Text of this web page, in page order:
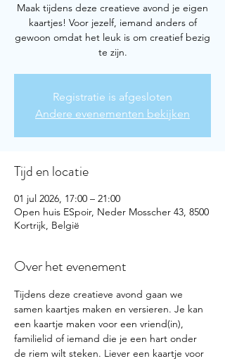
Maak tijdens deze creatieve avond je eigen
kaartjes! Voor jezelf, iemand anders of
gewoon omdat het leuk is om creatief bezig
te zijn.
Registratie is afgesloten
Andere evenementen bekijken
Tijd en locatie
01 jul 2026, 17:00 – 21:00
Open huis ESpoir, Neder Mosscher 43, 8500
Kortrijk, België
Over het evenement
Tijdens deze creatieve avond gaan we
samen kaartjes maken en versieren. Je kan
een kaartje maken voor een vriend(in),
familielid of iemand die je een hart onder
de riem wilt steken. Liever een kaartje voor